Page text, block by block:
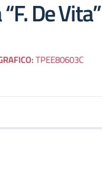
De Vita”
TPEE80603C